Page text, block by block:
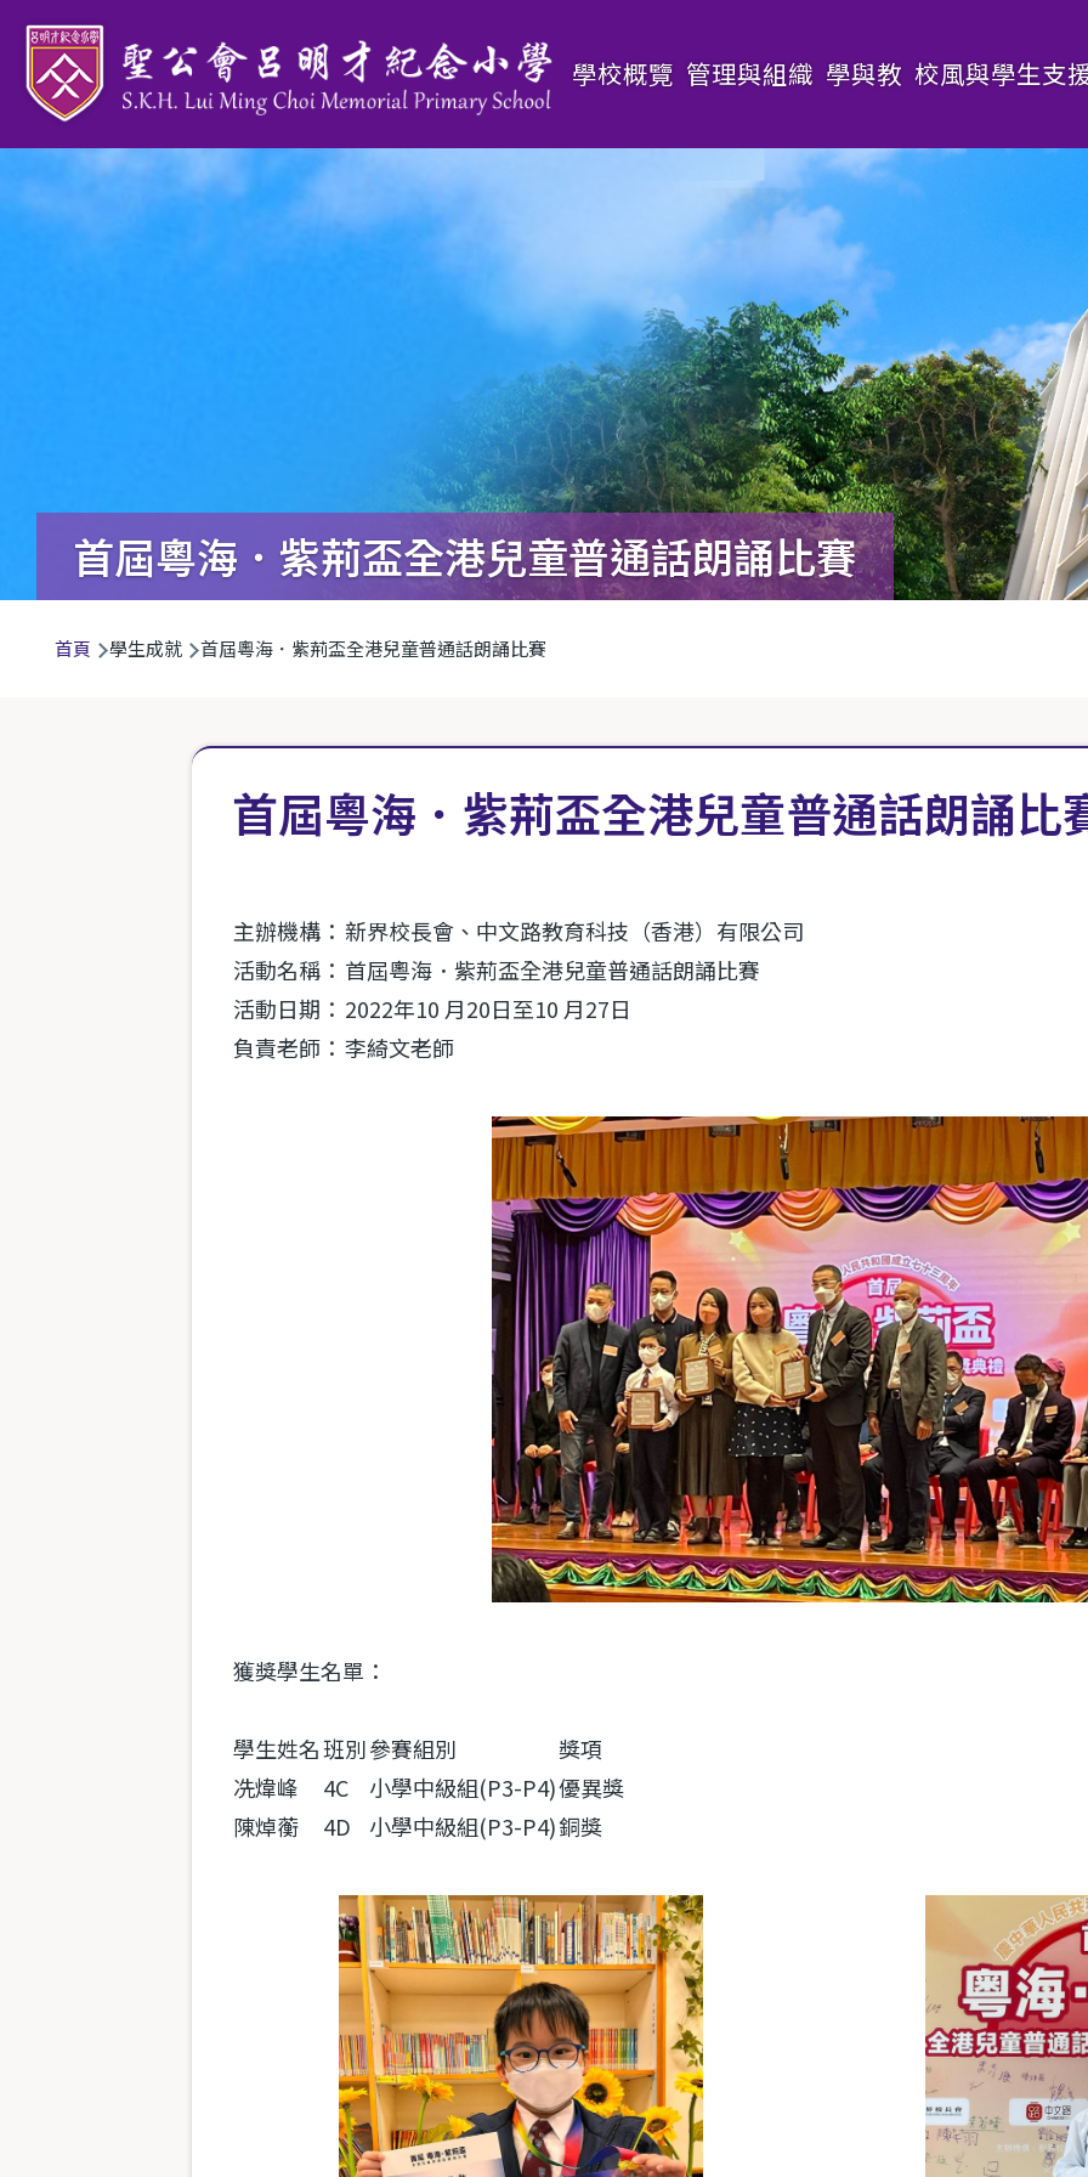
移至主內容 Main
navigation
學校概覽 管理與組織 學與教 校風與學生支
首屆粵海．紫荊盃全港兒童普通話朗誦比賽
航
首頁 學生成就 首屆粵海．紫荊盃全港兒童普通話朗誦比賽
首屆粵海．紫荊盃全港兒童普通話朗誦比
主辦機構： 新界校長會、中文路教育科技（香港）有限公司
活動名稱： 首屆粵海．紫荊盃全港兒童普通話朗誦比賽
活動日期： 2022年10 月20日至10 月27日
負責老師： 李綺文老師
獲獎學生名單：
學生姓名班別參賽組別
獎項
冼煒峰
4C 小學中級組(P3-P4)優異獎
陳焯蘅
4D 小學中級組(P3-P4)銅獎